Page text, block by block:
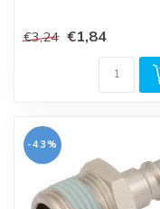
mm, 10 mm en 13 mm.
€3,24 €1,84
-43%